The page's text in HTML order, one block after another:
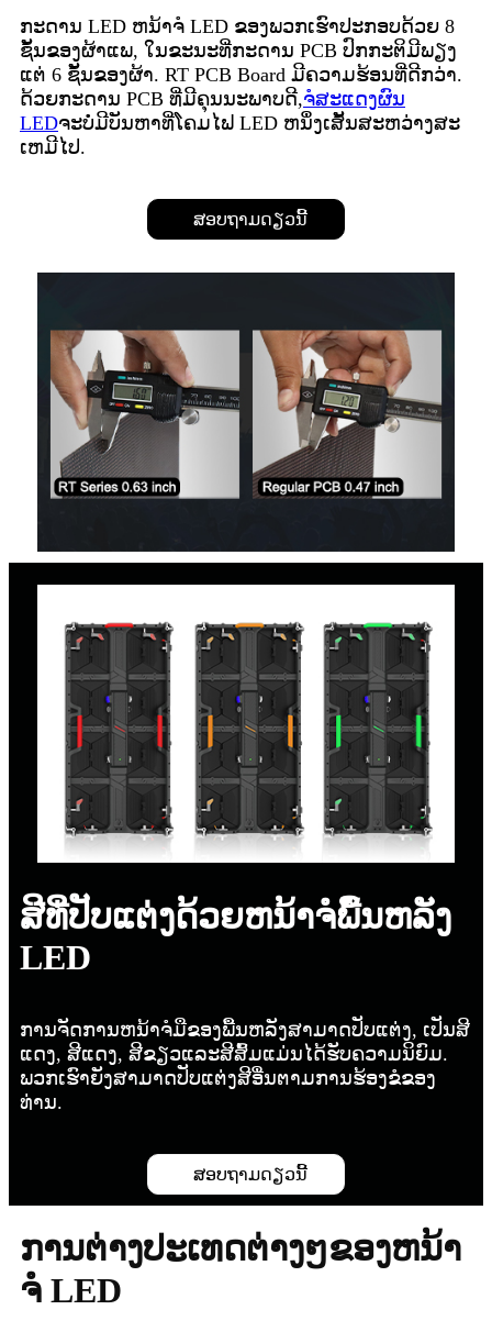
ກະດານ LED ຫນ້າຈໍ LED ຂອງພວກເຮົາປະກອບດ້ວຍ 8
ຊັ້ນຂອງຜ້າແພ, ໃນຂະນະທີ່ກະດານ PCB ປົກກະຕິມີພຽງ
ແຕ່ 6 ຊັ້ນຂອງຜ້າ. RT PCB Board ມີຄວາມຮ້ອນທີ່ດີກວ່າ.
ດ້ວຍກະດານ PCB ທີ່ມີຄຸນນະພາບດີ,ຈໍສະແດງຜົນ
LEDຈະບໍ່ມີບັນຫາທີ່ໂຄມໄຟ LED ຫນຶ່ງເສັ້ນສະຫວ່າງສະ
ເຫມີໄປ.
ສອບຖາມດຽວນີ້
ສີທີ່ປັບແຕ່ງດ້ວຍຫນ້າຈໍພື້ນຫລັງ
LED
ການຈັດການຫນ້າຈໍມືຂອງພື້ນຫລັງສາມາດປັບແຕ່ງ, ເປັນສີ
ແດງ, ສີແດງ, ສີຂຽວແລະສີສົ້ມແມ່ນໄດ້ຮັບຄວາມນິຍົມ.
ພວກເຮົາຍັງສາມາດປັບແຕ່ງສີອື່ນຕາມການຮ້ອງຂໍຂອງ
ທ່ານ.
ສອບຖາມດຽວນີ້
ການຕ່າງປະເທດຕ່າງໆຂອງຫນ້າ
ຈໍ LED